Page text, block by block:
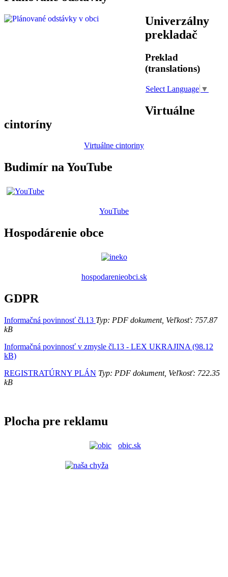
Univerzálny
prekladač
Preklad
(translations)
Select Language ▼
Virtuálne
cintoríny
Virtuálne cintoriny
Budimír na YouTube
YouTube
Hospodárenie obce
hospodarenieobci.sk
GDPR
Informačná povinnosť čl.13 Typ: PDF dokument, Veľkosť: 757.87
kB
Informačná povinnosť v zmysle čl.13 - LEX UKRAJINA (98.12
kB)
REGISTRATÚRNY PLÁN Typ: PDF dokument, Veľkosť: 722.35
kB
Plocha pre reklamu
obic.sk